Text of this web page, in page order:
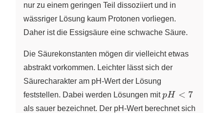
nur zu einem geringen Teil dissoziiert und in
wässriger Lösung kaum Protonen vorliegen.
Daher ist die Essigsäure eine schwache Säure.
Die Säurekonstanten mögen dir vielleicht etwas
abstrakt vorkommen. Leichter lässt sich der
Säurecharakter am pH-Wert der Lösung
feststellen. Dabei werden Lösungen mitpH
<
pH < 7
als sauer bezeichnet. Der pH-Wert berechnet sich